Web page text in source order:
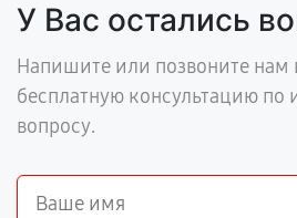
У Вас остались
Напишите или позвоните нам
бесплатную консультацию
вопросу.